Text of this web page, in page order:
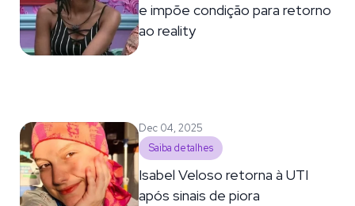
e impõe condição para retorno
ao reality
Dec 04, 2025
Saiba detalhes
Isabel Veloso retorna à UTI
após sinais de piora